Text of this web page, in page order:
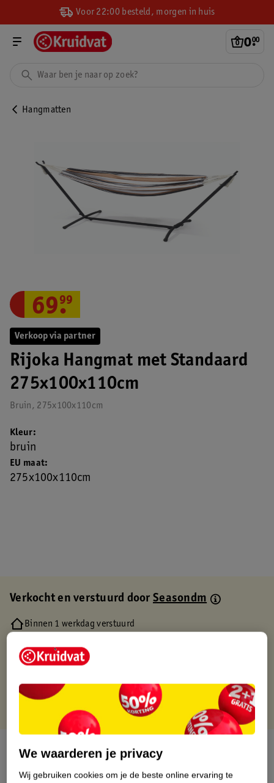
Voor 22:00 besteld, morgen in huis
0.
00
Hangmatten
Verkoop via partner
Rijoka Hangmat met Standaard
275x100x110cm
Bruin, 275x100x110cm
69.
99
EU maat
275x100x110cm
Kleur
bruin
Verkocht en verstuurd doorSeasondm
Binnen 1 werkdag verstuurd
Gratis retourneren via verkooppartner.
Gratis punten met je Kruidvat kaart
Over dit product
Productinformatie
We waarderen je privacy
Wij gebruiken cookies om je de beste online ervaring te